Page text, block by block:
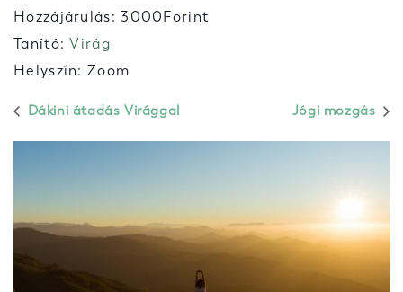
Hozzájárulás: 3000Forint
Tanító:Virág
Helyszín: Zoom
Dákini átadás Virággal Jógi mozgás